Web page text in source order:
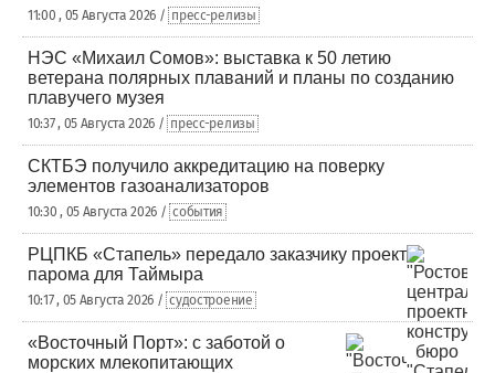
11:00 , 05 Августа 2026 / пресс-релизы
НЭС «Михаил Сомов»: выставка к 50 летию
ветерана полярных плаваний и планы по созданию
плавучего музея
10:37 , 05 Августа 2026 / пресс-релизы
СКТБЭ получило аккредитацию на поверку
элементов газоанализаторов
10:30 , 05 Августа 2026 / события
РЦПКБ «Стапель» передало заказчику проект
парома для Таймыра
10:17 , 05 Августа 2026 / судостроение
«Восточный Порт»: с заботой о
морских млекопитающих